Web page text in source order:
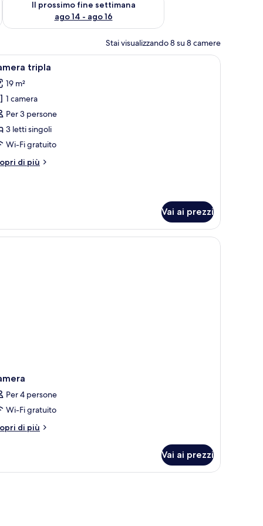
Il prossimo fine settimana
ago 14 - ago 16
Stai visualizzando 8 su 8 camere
scrivania e una sedia. Si vede un appendiabiti con un giubbotto appeso.
Camera d'albergo con due letti, una
4 tripla
19 m²
1 camera
Per 3 persone
3 letti singoli
Wi-Fi gratuito
di più
Vai ai prezzi
con tende, un termosifone e carta da parati decorata.
Per 4 persone
Wi-Fi gratuito
di più
Vai ai prezzi